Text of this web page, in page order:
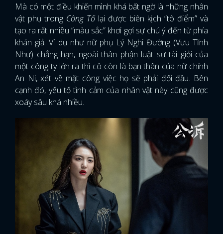
Mà có một điều khiến mình khá bất ngờ là những nhân
vật phụ trong Công Tốlại được biên kịch “tô điểm” và
tạo ra rất nhiều “màu sắc” khơi gợi sự chú ý đến từ phía
khán giả. Ví dụ như nữ phụ Lý Nghi Đường (Vưu Tĩnh
Như) chẳng hạn, ngoài thân phận luật sư tài giỏi của
một công ty lớn ra thì cô còn là bạn thân của nữ chính
An Ni, xét về mặt công việc họ sẽ phải đối đầu. Bên
cạnh đó, yếu tố tình cảm của nhân vật này cũng được
xoáy sâu khá nhiều.